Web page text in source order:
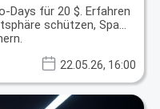
Days für 20 $. Erfahren
schützen, Spam
22.05.26, 16:00